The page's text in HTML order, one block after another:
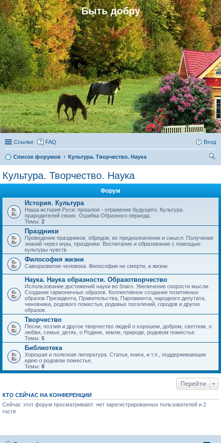
Быть добру
Ссылки FAQ Вход
Список форумов
Культура. Творчество. Наука
Культура. Творчество. Наука
Форум
История. Культура
Наша история Руси: прошлое - отражение будущего. Культура
прародителей своих. Ошибка Образного периода.
Темы: 2
Праздники
Проведение праздников, обрядов, их предназначение и смысл. Получение
знаний через игры, праздники. Воспитание и образование с помощью
культуры чувств
Философия жизни
Саморазвитие человека. Философия не смерти, а жизни.
Наука. Наука образности. Образотворчество
Использование достижений науки во благо. Увеличение скорости мысли.
Создание гармоничных образов. Коллективное создание позитивных
образов Президента, Правительства, Парламента, народного депутата,
чиновника, родового поместья, родовых поселений, городов и других
образов.
Творчество
Песни, поэзия и другое творчество людей о хорошем, добром, светлом, о
любви, семье, детях, о Родине, земле, природе, родовом поместье.
Темы: 5
Библиотека
Хорошая и полезная литература. Статьи, книги, и т.п., поддерживающие
идею о родовом поместье.
Темы: 8
Перейти
КТО СЕЙЧАС НА КОНФЕРЕНЦИИ
Сейчас этот форум просматривают: нет зарегистрированных пользователей и 2
гостя